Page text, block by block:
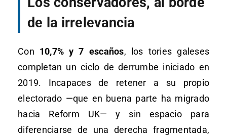
de la irrelevancia
Con 10,7% y 7 escaños, los tories galeses
completan un ciclo de derrumbe iniciado en
2019. Incapaces de retener a su propio
electorado —que en buena parte ha migrado
hacia Reform UK— y sin espacio para
diferenciarse de una derecha fragmentada,